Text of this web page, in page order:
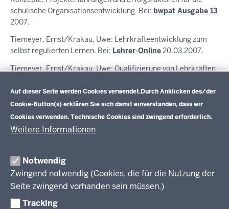
Auf dieser Seite werden Cookies verwendet.Durch Anklicken des/der
Cookie-Button(s) erklären Sie sich damit einverstanden, dass wir
Cookies verwenden. Technische Cookies sind zwingend erforderlich.
Weitere Informationen
Notwendig
Zwingend notwendig (Cookies, die für die Nutzung der
Seite zwingend vorhanden sein müssen.)
Tracking
schulische Organisationsentwicklung. Bei: bwpat Ausgabe 13
2007.
Tiemeyer, Ernst/Krakau, Uwe: Lehrkräfteentwicklung zum
selbst regulierten Lernen. Bei: Lehrer-Online20.03.2007.
Tiemeyer, Ernst/Krakau, Uwe: Qualifizierung von Lehrkräften
erprobtes Konzept aus dem BLK-Modellversuch segel-bs, NRW
. Bei:bwpat Ausgabe 132007.
Im Überblick
Berufsbildung NRW
Das Berufskolleg in NRW